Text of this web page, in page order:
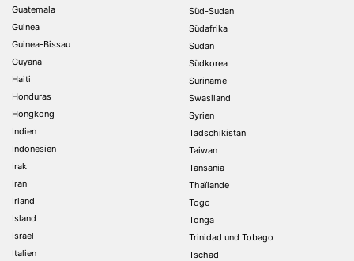
Guatemala
Guinea
Guinea-Bissau
Guyana
Haiti
Honduras
Hongkong
Indien
Indonesien
Irak
Iran
Irland
Island
Israel
Italien
Süd-Sudan
Südafrika
Sudan
Südkorea
Suriname
Swasiland
Syrien
Tadschikistan
Taiwan
Tansania
Thaïlande
Togo
Tonga
Trinidad und Tobago
Tschad